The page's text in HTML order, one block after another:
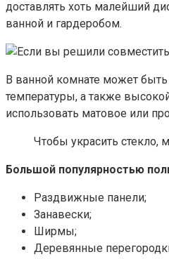
доставлять хоть малейший
ванной и гардеробом.
В ванной комнате может
температуры, а также
использовать матовое или
Чтобы украсить стекло,
Большой популярностью
Раздвижные панели;
Занавески;
Ширмы;
Деревянные